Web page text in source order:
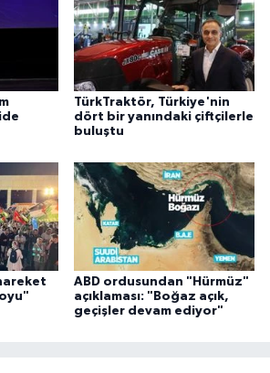
TürkTraktör, Türkiye'nin
dört bir yanındaki çiftçilerle
buluştu
ABD ordusundan "Hürmüz"
açıklaması: "Boğaz açık,
geçişler devam ediyor"